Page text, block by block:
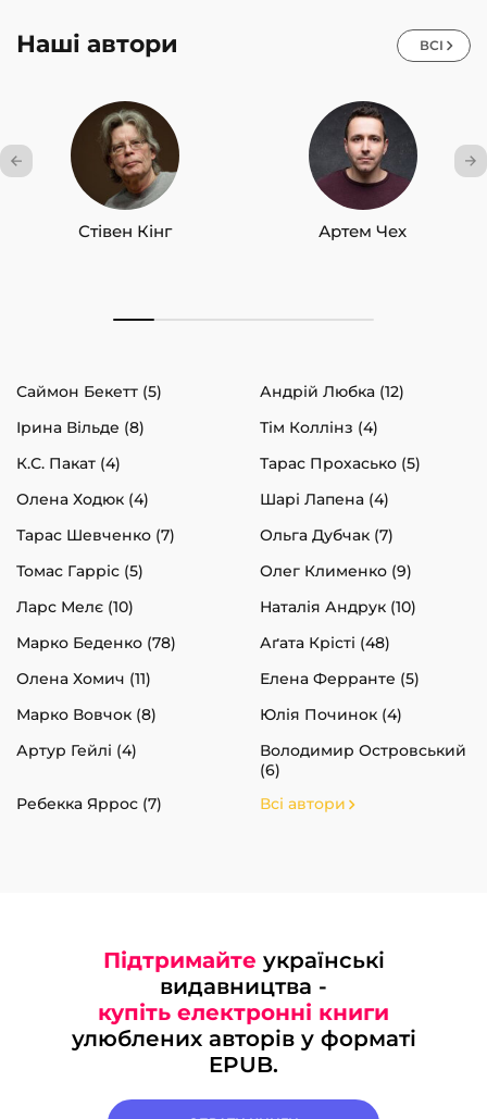
Наші автори ВСІ
Стівен Кінг Артем Чех
Саймон Бекетт (5)
Андрій Любка (12)
Ірина Вільде (8)
Тім Коллінз (4)
К.С. Пакат (4)
Тарас Прохасько (5)
Олена Ходюк (4)
Шарі Лапена (4)
Тарас Шевченко (7)
Ольга Дубчак (7)
Томас Гарріс (5)
Олег Клименко (9)
Ларс Мелє (10)
Наталія Андрук (10)
Марко Беденко (78)
Аґата Крісті (48)
Олена Хомич (11)
Елена Ферранте (5)
Марко Вовчок (8)
Юлія Починок (4)
Артур Гейлі (4)
Володимир Островський
(6)
Ребекка Яррос (7)
Всі автори
Підтримайте українські
видавництва -
купіть електронні книги
улюблених авторів у форматі
EPUB.